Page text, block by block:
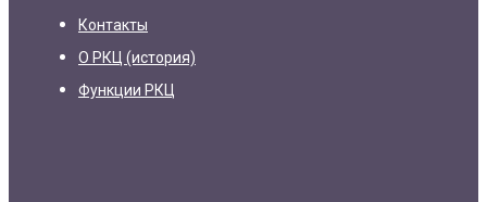
Контакты
О РКЦ (история)
Функции РКЦ